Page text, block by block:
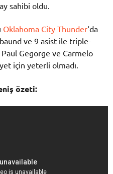
sahibi oldu.
Oklahoma City Thunder‘da
ve 9 asist ile triple-
Paul Gegorge ve Carmelo
için yeterli olmadı.
özeti: